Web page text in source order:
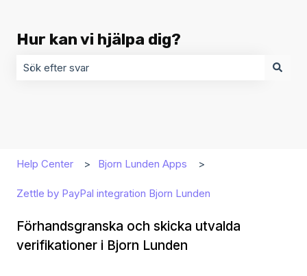
Hur kan vi hjälpa dig?
Help Center Bjorn Lunden Apps
Zettle by PayPal integration Bjorn Lunden
Förhandsgranska och skicka utvalda
verifikationer i Bjorn Lunden